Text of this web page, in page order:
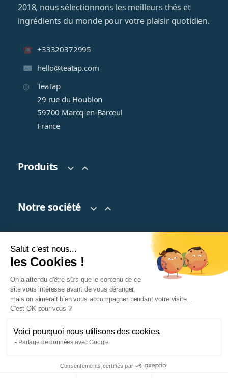
2018, nous sélectionnons les meilleurs thés et
ingrédients du monde pour votre plaisir quotidien.
+33320372995
hello@teatap.com
TeaTap
29 rue du Houblon
59700 Marcq-en-Barœul
France
Produits  
Notre société  
Votre compte
Facebook PinterestInstagram
Salut c'est nous...
les Cookies !
On a attendu d'être sûrs que le contenu de ce
site vous intéresse avant de vous déranger,
mais on aimerait bien vous accompagner pendant votre visite...
C'est OK pour vous ?
Voici pourquoi nous utilisons des cookies.
Partage de données avec Google
Consentements certifiés par